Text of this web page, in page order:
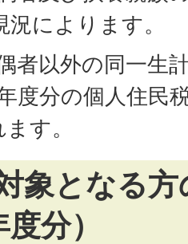
によります。
者以外の同一生
度分の個人住民
す。
象となる方
分）